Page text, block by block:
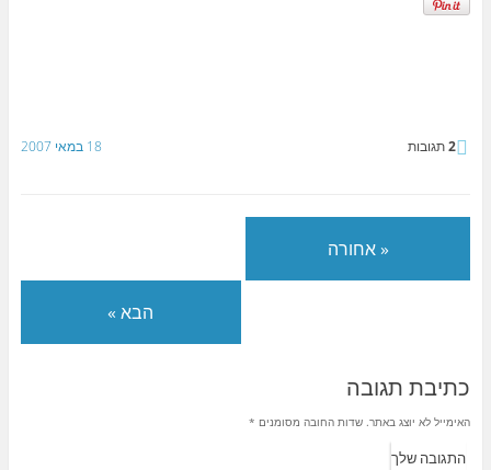
18 במאי 2007 2תגובות
« אחורה
הבא »
כתיבת תגובה
האימייל לא יוצג באתר.שדות החובה מסומנים *
התגובה שלך